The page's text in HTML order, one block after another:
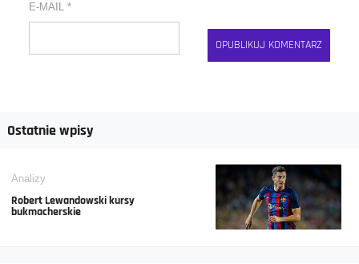
E-MAIL *
Ostatnie wpisy
Analizy
Robert Lewandowski kursy
bukmacherskie